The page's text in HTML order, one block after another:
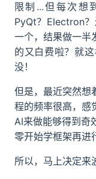
限制...但每次想
PyQt？Electron
一个，结果做一半
的又白费啦？就
没！
但是，最近突然想
程的频率很高，感
AI来做能够得到奇
零开始学框架再进
所以，马上决定来